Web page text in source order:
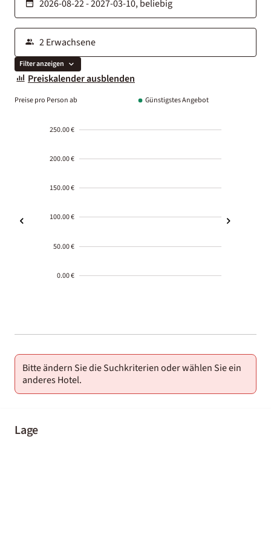
Filter anzeigen
Preiskalender ausblenden
Preise pro Person ab Günstigstes Angebot
250.00 €
200.00 €
150.00 €
100.00 €
50.00 €
0.00 €
01-02
Bitte ändern Sie die Suchkriterien oder wählen Sie ein
anderes Hotel.
Lage